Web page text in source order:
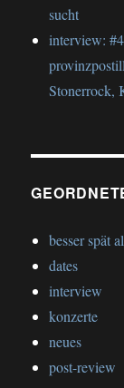
sucht
interview:
Stonerrock,
besser spät
dates
interview
konzerte
neues
post-review